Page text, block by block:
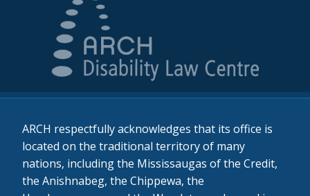
ARCH respectfully acknowledges that its office is
located on the traditional territory of many
nations, including the Mississaugas of the Credit,
the Anishnabeg, the Chippewa, the